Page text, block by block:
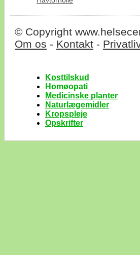
© Copyright
Om os - Kontakt -
Kosttilskud
Homøopati
Medicinske planter
Naturlægemidler
Kropspleje
Opskrifter